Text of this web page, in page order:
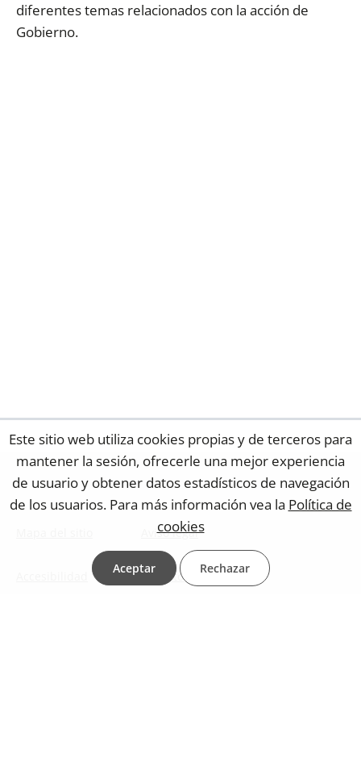
diferentes temas relacionados con la acción de
Gobierno.
Aviso legal
Contacto web
Este sitio web utiliza cookies propias y de terceros para
mantener la sesión, ofrecerle una mejor experiencia
de usuario y obtener datos estadísticos de navegación
de los usuarios. Para más información vea la Política de
cookies
Aceptar Rechazar